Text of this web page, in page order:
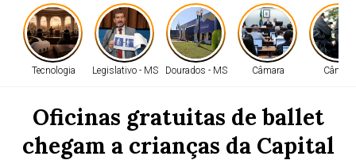
Tecnologia Legislativo - MS Dourados - MS Câmara Câmara
Oficinas gratuitas de ballet
chegam a crianças da Capital